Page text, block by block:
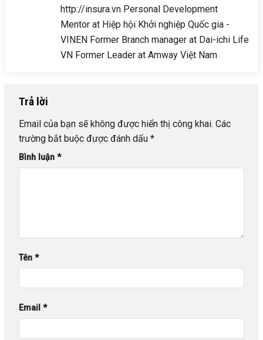
http://insura.vn Personal Development
Mentor at Hiệp hội Khởi nghiệp Quốc gia -
VINEN Former Branch manager at Dai-ichi Life
VN Former Leader at Amway Việt Nam
Trả lời
Email của bạn sẽ không được hiển thị công khai. Các
trường bắt buộc được đánh dấu *
Bình luận *
Tên *
Email *